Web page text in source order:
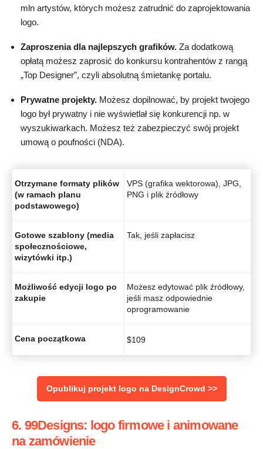
mln artystów, których możesz zatrudnić do zaprojektowania
logo.
Zaproszenia dla najlepszych grafików. Za dodatkową
opłatą możesz zaprosić do konkursu kontrahentów z rangą
„Top Designer”, czyli absolutną śmietankę portalu.
Prywatne projekty. Możesz dopilnować, by projekt twojego
logo był prywatny i nie wyświetlał się konkurencji np. w
wyszukiwarkach. Możesz też zabezpieczyć swój projekt
umową o poufności (NDA).
Otrzymane formaty plików
(w ramach planu
podstawowego)
VPS (grafika wektorowa), JPG,
PNG i plik źródłowy
Gotowe szablony (media
społecznościowe,
wizytówki itp.)
Tak, jeśli zapłacisz
Możliwość edycji logo po
zakupie
Możesz edytować plik źródłowy,
jeśli masz odpowiednie
oprogramowanie
Cena początkowa $109
Opublikuj projekt logo na DesignCrowd >>
6. 99Designs: logo firmowe i animowane
na zamówienie